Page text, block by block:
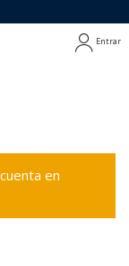
Entrar
en